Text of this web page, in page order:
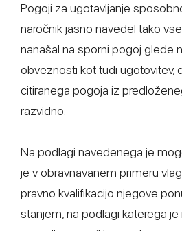
Pogoji za ugotavljanje
naročnik jasno navedel tako
nanašal na sporni pogoj glede
obveznosti kot tudi ugotovitev,
citiranega pogoja iz
razvidno.
Na podlagi navedenega je
je v obravnavanem primeru
pravno kvalifikacijo njegove
stanjem, na podlagi katerega